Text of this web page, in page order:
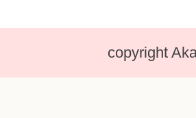
copyright